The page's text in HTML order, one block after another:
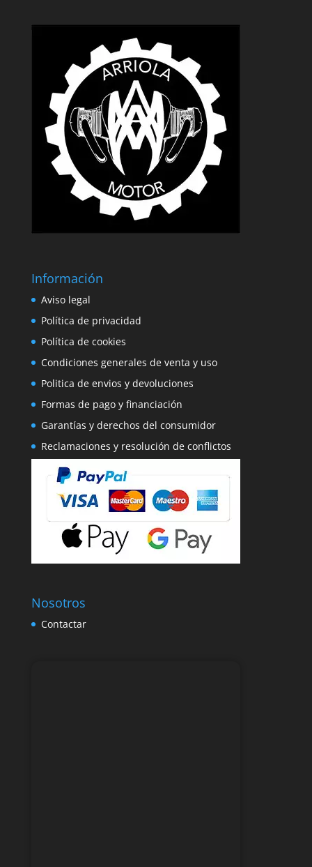
Información
Aviso legal
Política de privacidad
Política de cookies
Condiciones generales de venta y uso
Politica de envios y devoluciones
Formas de pago y financiación
Garantías y derechos del consumidor
Reclamaciones y resolución de conflictos
Nosotros
Contactar